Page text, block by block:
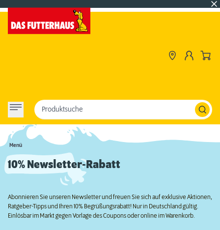
Menü
Produktsuche
10% Newsletter-Rabatt
Abonnieren Sie unseren Newsletter und freuen Sie sich auf exklusive Aktionen,
Ratgeber-Tipps und Ihren 10% Begrüßungsrabatt! Nur in Deutschland gültig.
Einlösbar im Markt gegen Vorlage des Coupons oder online im Warenkorb.